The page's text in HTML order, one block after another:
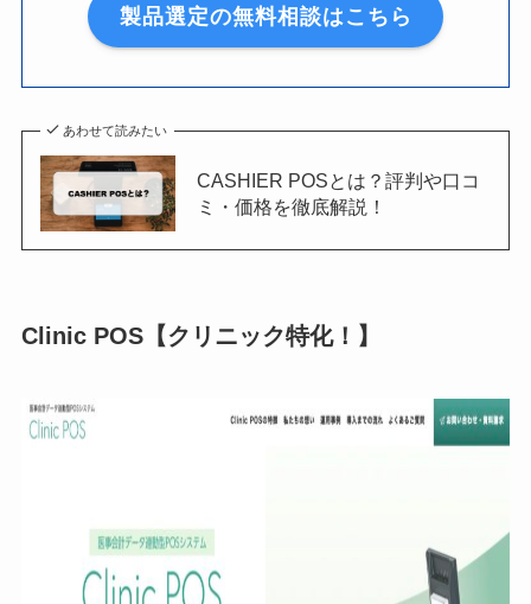
製品選定の無料相談はこちら
あわせて読みたい
CASHIER POSとは？評判や口コ
ミ・価格を徹底解説！
Clinic POS【クリニック特化！】